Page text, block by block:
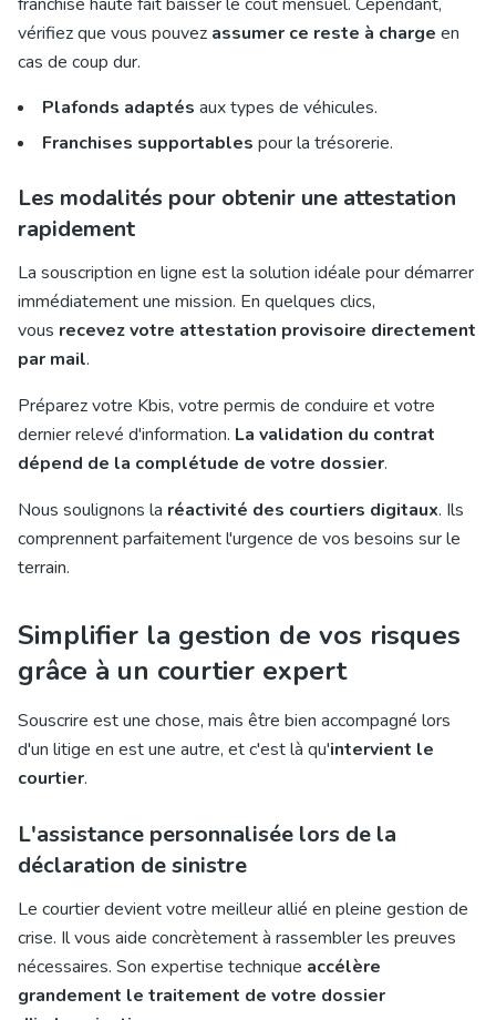
vérifiez que vous pouvez assumer ce reste à charge en
cas de coup dur.
Plafonds adaptés aux types de véhicules.
Franchises supportables pour la trésorerie.
Les modalités pour obtenir une attestation
rapidement
La souscription en ligne est la solution idéale pour démarrer
immédiatement une mission. En quelques clics,
vous recevez votre attestation provisoire directement
par mail.
Préparez votre Kbis, votre permis de conduire et votre
dernier relevé d'information. La validation du contrat
dépend de la complétude de votre dossier.
Nous soulignons la réactivité des courtiers digitaux. Ils
comprennent parfaitement l'urgence de vos besoins sur le
terrain.
Simplifier la gestion de vos risques
grâce à un courtier expert
Souscrire est une chose, mais être bien accompagné lors
d'un litige en est une autre, et c'est là qu'intervient le
courtier.
L'assistance personnalisée lors de la
déclaration de sinistre
Le courtier devient votre meilleur allié en pleine gestion de
crise. Il vous aide concrètement à rassembler les preuves
nécessaires. Son expertise technique accélère
grandement le traitement de votre dossier